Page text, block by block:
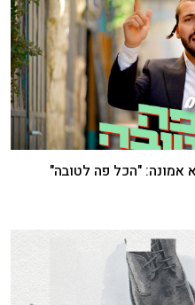
אמונה: "הכל פה לטובה"